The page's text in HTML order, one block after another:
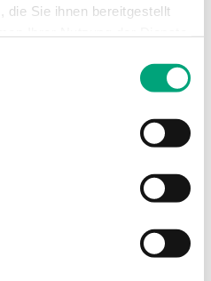
die Sie ihnen bereitgestellt
brennbare und